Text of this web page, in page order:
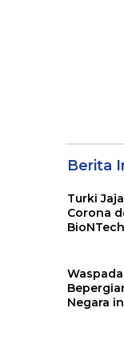
Berita
Turki
Corona
Waspada
Negara